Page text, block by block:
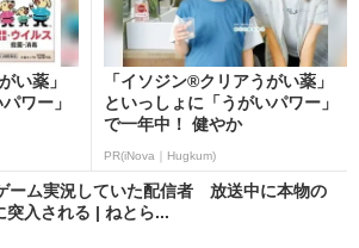
い薬」
ワー」
「イソジン®クリアうがい薬」
といっしょに「うがいパワー」
で一年中！ 健やか
PR(iNova｜Hugkum)
ーム実況していた配信者 放送中に本物の
突入される | ねとら...